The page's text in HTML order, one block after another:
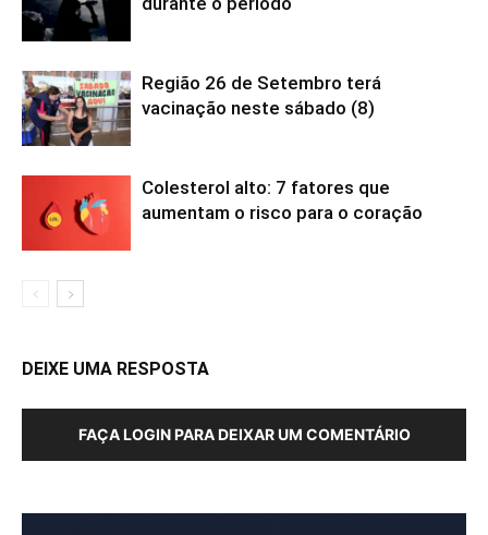
Região 26 de Setembro terá
vacinação neste sábado (8)
Colesterol alto: 7 fatores que
aumentam o risco para o coração
DEIXE UMA RESPOSTA
FAÇA LOGIN PARA DEIXAR UM COMENTÁRIO